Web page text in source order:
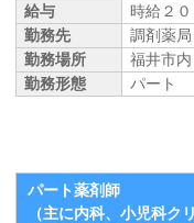
給与
時給２
勤務先
調剤薬局
勤務場所
福井市内
勤務形態
パート
パート薬剤師
（主に内科、小児科